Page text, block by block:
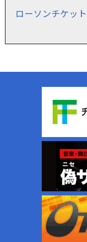
ローソンチケット